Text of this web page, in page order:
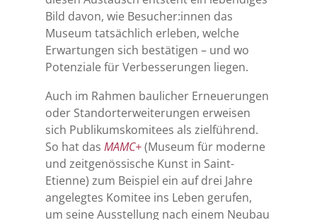
Bild davon, wie Besucher:innen das
Museum tatsächlich erleben, welche
Erwartungen sich bestätigen – und wo
Potenziale für Verbesserungen liegen.
Auch im Rahmen baulicher Erneuerungen
oder Standorterweiterungen erweisen
sich Publikumskomitees als zielführend.
So hat dasMAMC+(Museum für moderne
und zeitgenössische Kunst in Saint-
Etienne) zum Beispiel ein auf drei Jahre
angelegtes Komitee ins Leben gerufen,
um seine Ausstellung nach einem Neubau